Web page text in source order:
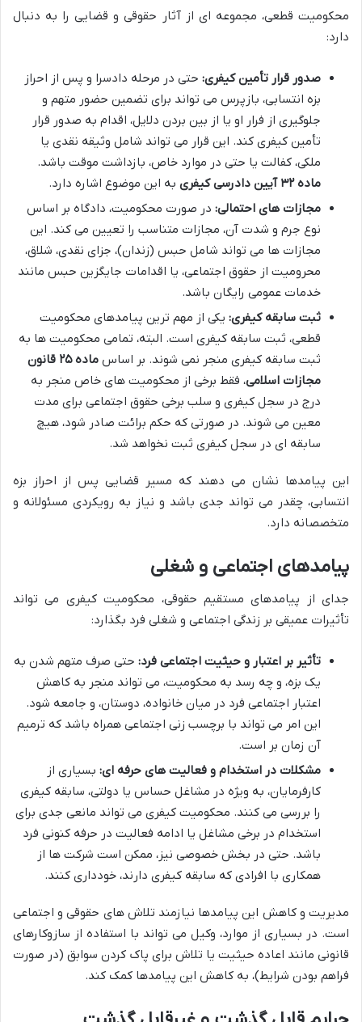
محکومیت قطعی، مجموعه ای از آثار حقوقی و قضایی را به دنبال
دارد:
صدور قرار تأمین کیفری: حتی در مرحله دادسرا و پس از احراز
بزه انتسابی، بازپرس می تواند برای تضمین حضور متهم و
جلوگیری از فرار او یا از بین بردن دلایل، اقدام به صدور قرار
تأمین کیفری کند. این قرار می تواند شامل وثیقه نقدی یا
ملکی، کفالت یا حتی در موارد خاص، بازداشت موقت باشد.
ماده ۳۲ آیین دادرسی کیفری
به این موضوع اشاره دارد.
مجازات های احتمالی: در صورت محکومیت، دادگاه بر اساس
نوع جرم و شدت آن، مجازات متناسب را تعیین می کند. این
مجازات ها می تواند شامل حبس (زندان)، جزای نقدی، شلاق،
محرومیت از حقوق اجتماعی، یا اقدامات جایگزین حبس مانند
خدمات عمومی رایگان باشد.
ثبت سابقه کیفری: یکی از مهم ترین پیامدهای محکومیت
قطعی، ثبت سابقه کیفری است. البته، تمامی محکومیت ها به
ثبت سابقه کیفری منجر نمی شوند. بر اساس
ماده ۲۵ قانون
مجازات اسلامی، فقط برخی از محکومیت های خاص منجر به
درج در سجل کیفری و سلب برخی حقوق اجتماعی برای مدت
معین می شوند. در صورتی که حکم برائت صادر شود، هیچ
سابقه ای در سجل کیفری ثبت نخواهد شد.
این پیامدها نشان می دهند که مسیر قضایی پس از احراز بزه
انتسابی، چقدر می تواند جدی باشد و نیاز به رویکردی مسئولانه و
متخصصانه دارد.
پیامدهای اجتماعی و شغلی
جدای از پیامدهای مستقیم حقوقی، محکومیت کیفری می تواند
تأثیرات عمیقی بر زندگی اجتماعی و شغلی فرد بگذارد:
تأثیر بر اعتبار و حیثیت اجتماعی فرد: حتی صرف متهم شدن به
یک بزه، و چه رسد به محکومیت، می تواند منجر به کاهش
اعتبار اجتماعی فرد در میان خانواده، دوستان، و جامعه شود.
این امر می تواند با برچسب زنی اجتماعی همراه باشد که ترمیم
آن زمان بر است.
مشکلات در استخدام و فعالیت های حرفه ای: بسیاری از
کارفرمایان، به ویژه در مشاغل حساس یا دولتی، سابقه کیفری
را بررسی می کنند. محکومیت کیفری می تواند مانعی جدی برای
استخدام در برخی مشاغل یا ادامه فعالیت در حرفه کنونی فرد
باشد. حتی در بخش خصوصی نیز، ممکن است شرکت ها از
همکاری با افرادی که سابقه کیفری دارند، خودداری کنند.
مدیریت و کاهش این پیامدها نیازمند تلاش های حقوقی و اجتماعی
است. در بسیاری از موارد، وکیل می تواند با استفاده از سازوکارهای
قانونی مانند اعاده حیثیت یا تلاش برای پاک کردن سوابق (در صورت
فراهم بودن شرایط)، به کاهش این پیامدها کمک کند.